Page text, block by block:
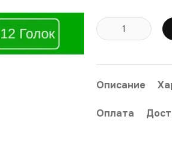
Описание
Оплата